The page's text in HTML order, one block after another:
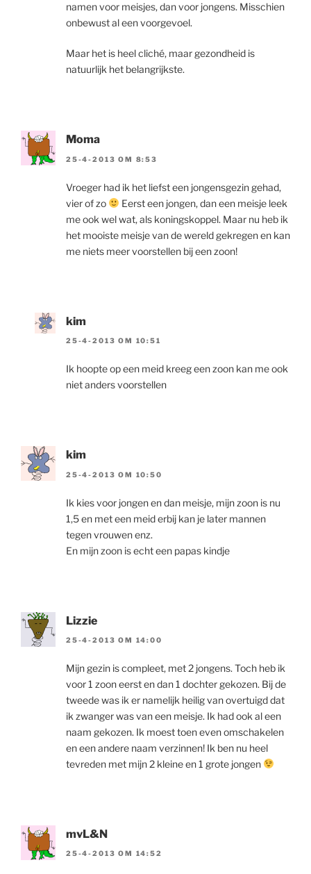
namen voor meisjes, dan voor jongens. Misschien
onbewust al een voorgevoel.
Maar het is heel cliché, maar gezondheid is
natuurlijk het belangrijkste.
Moma
25-4-2013 OM 8:53
Vroeger had ik het liefst een jongensgezin gehad,
vier of zo
Eerst een jongen, dan een meisje leek
me ook wel wat, als koningskoppel. Maar nu heb ik
het mooiste meisje van de wereld gekregen en kan
me niets meer voorstellen bij een zoon!
kim
25-4-2013 OM 10:51
Ik hoopte op een meid kreeg een zoon kan me ook
niet anders voorstellen
kim
25-4-2013 OM 10:50
Ik kies voor jongen en dan meisje, mijn zoon is nu
1,5 en met een meid erbij kan je later mannen
tegen vrouwen enz.
En mijn zoon is echt een papas kindje
Lizzie
25-4-2013 OM 14:00
Mijn gezin is compleet, met 2 jongens. Toch heb ik
voor 1 zoon eerst en dan 1 dochter gekozen. Bij de
tweede was ik er namelijk heilig van overtuigd dat
ik zwanger was van een meisje. Ik had ook al een
naam gekozen. Ik moest toen even omschakelen
en een andere naam verzinnen! Ik ben nu heel
tevreden met mijn 2 kleine en 1 grote jongen
mvL&N
25-4-2013 OM 14:52